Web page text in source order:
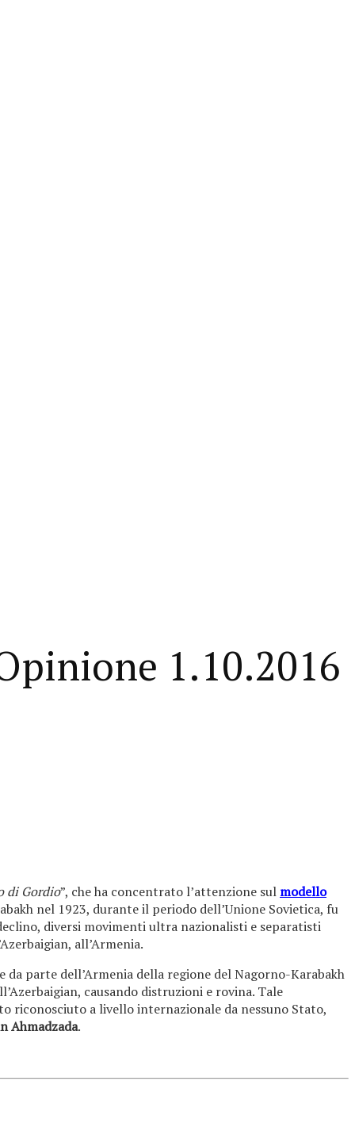
1.10.2016
di Gordio”, che ha concentrato l’attenzione sul modello
nel 1923, durante il periodo dell’Unione Sovietica, fu
diversi movimenti ultra nazionalisti e separatisti
all’Armenia.
parte dell’Armenia della regione del Nagorno-Karabakh
causando distruzioni e rovina. Tale
riconosciuto a livello internazionale da nessuno Stato,
Ahmadzada.